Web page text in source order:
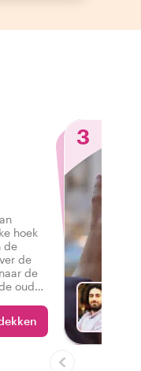
hoek
de
de
de
oude
en
3